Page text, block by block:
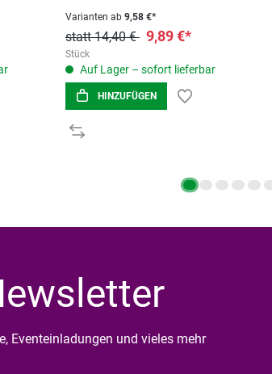
Varianten ab9,58 €*
statt 14,40 € 9,89 €*
Stück
Auf Lager – sofort lieferbar
HINZUFÜGEN
Eventeinladungen und vieles mehr